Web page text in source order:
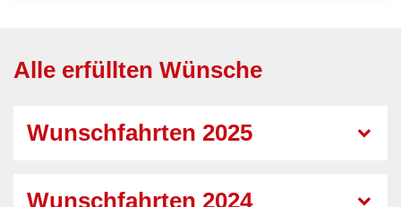
Alle erfüllten Wünsche
Wunschfahrten 2025
Wunschfahrten 2024